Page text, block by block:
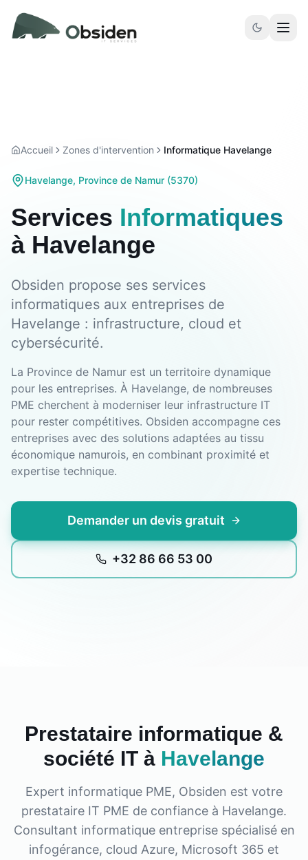
Accueil Zones d'intervention Informatique Havelange
Havelange, Province de Namur (5370)
Services Informatiques
à Havelange
Obsiden propose ses services
informatiques aux entreprises de
Havelange : infrastructure, cloud et
cybersécurité.
La Province de Namur est un territoire dynamique
pour les entreprises. À Havelange, de nombreuses
PME cherchent à moderniser leur infrastructure IT
pour rester compétitives. Obsiden accompagne ces
entreprises avec des solutions adaptées au tissu
économique namurois, en combinant proximité et
expertise technique.
Demander un devis gratuit
+32 86 66 53 00
Prestataire informatique &
société IT à Havelange
Expert informatique PME, Obsiden est votre
prestataire IT PME de confiance à Havelange.
Consultant informatique entreprise spécialisé en
infogérance, cloud Azure, Microsoft 365 et